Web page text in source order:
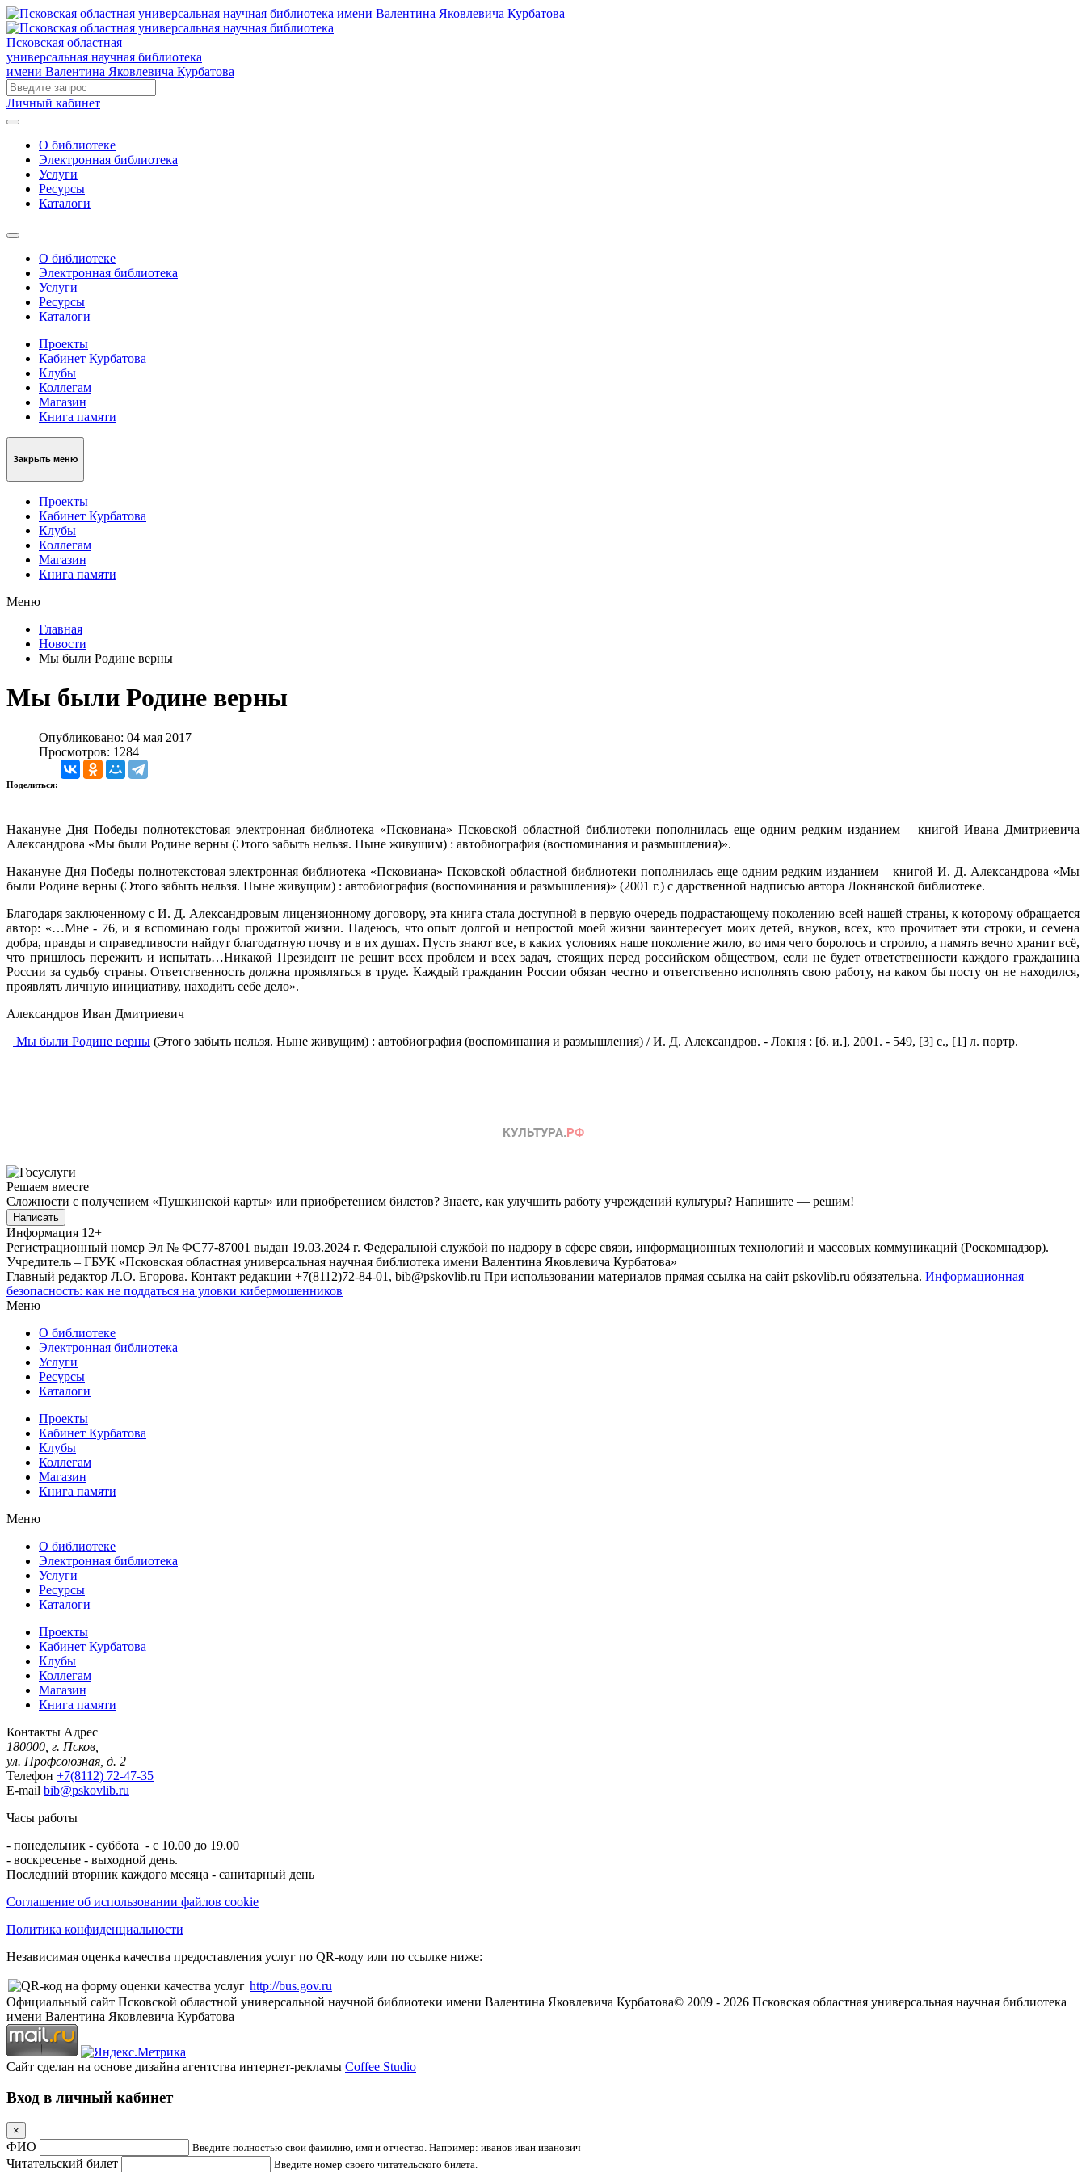
Псковская областная
универсальная научная библиотека
имени Валентина Яковлевича Курбатова
Личный кабинет
О библиотеке
Электронная библиотека
Услуги
Ресурсы
Каталоги
О библиотеке
Электронная библиотека
Услуги
Ресурсы
Каталоги
Проекты
Кабинет Курбатова
Клубы
Коллегам
Магазин
Книга памяти
Закрыть меню
Проекты
Кабинет Курбатова
Клубы
Коллегам
Магазин
Книга памяти
Меню
Главная
Новости
Мы были Родине верны
Мы были Родине верны
Опубликовано: 04 мая 2017
Просмотров: 1284
Поделиться:
Накануне Дня Победы полнотекстовая электронная библиотека «Псковиана» Псковской областной библиотеки пополнилась еще одним редким изданием – книгой Ивана Дмитриевича
Александрова «Мы были Родине верны (Этого забыть нельзя. Ныне живущим) : автобиография (воспоминания и размышления)».
Накануне Дня Победы полнотекстовая электронная библиотека «Псковиана» Псковской областной библиотеки пополнилась еще одним редким изданием – книгой И. Д. Александрова «Мы
были Родине верны (Этого забыть нельзя. Ныне живущим) : автобиография (воспоминания и размышления)» (2001 г.) с дарственной надписью автора Локнянской библиотеке.
Благодаря заключенному с И. Д. Александровым лицензионному договору, эта книга стала доступной в первую очередь подрастающему поколению всей нашей страны, к которому обращается
автор: «…Мне - 76, и я вспоминаю годы прожитой жизни. Надеюсь, что опыт долгой и непростой моей жизни заинтересует моих детей, внуков, всех, кто прочитает эти строки, и семена
добра, правды и справедливости найдут благодатную почву и в их душах. Пусть знают все, в каких условиях наше поколение жило, во имя чего боролось и строило, а память вечно хранит всё,
что пришлось пережить и испытать…Никакой Президент не решит всех проблем и всех задач, стоящих перед российском обществом, если не будет ответственности каждого гражданина
России за судьбу страны. Ответственность должна проявляться в труде. Каждый гражданин России обязан честно и ответственно исполнять свою работу, на каком бы посту он не находился,
проявлять личную инициативу, находить себе дело».
Александров Иван Дмитриевич
Мы были Родине верны (Этого забыть нельзя. Ныне живущим) : автобиография (воспоминания и размышления) / И. Д. Александров. - Локня : [б. и.], 2001. - 549, [3] с., [1] л. портр.
Решаем вместе
Сложности с получением «Пушкинской карты» или приобретением билетов? Знаете, как улучшить работу учреждений культуры? Напишите — решим!
Написать
Информация 12+
Регистрационный номер Эл № ФС77-87001 выдан 19.03.2024 г. Федеральной службой по надзору в сфере связи, информационных технологий и массовых коммуникаций (Роскомнадзор).
Учредитель – ГБУК «Псковская областная универсальная научная библиотека имени Валентина Яковлевича Курбатова»
Главный редактор Л.О. Егорова. Контакт редакции +7(8112)72-84-01, bib@pskovlib.ru При использовании материалов прямая ссылка на сайт pskovlib.ru обязательна. Информационная
безопасность: как не поддаться на уловки кибермошенников
Меню
О библиотеке
Электронная библиотека
Услуги
Ресурсы
Каталоги
Проекты
Кабинет Курбатова
Клубы
Коллегам
Магазин
Книга памяти
Меню
О библиотеке
Электронная библиотека
Услуги
Ресурсы
Каталоги
Проекты
Кабинет Курбатова
Клубы
Коллегам
Магазин
Книга памяти
Контакты Адрес
180000, г. Псков,
ул. Профсоюзная, д. 2
Телефон +7(8112) 72-47-35
E-mail bib@pskovlib.ru
Часы работы
- понедельник - суббота - с 10.00 до 19.00
- воскресенье - выходной день.
Последний вторник каждого месяца - санитарный день
Соглашение об использовании файлов cookie
Политика конфиденциальности
Независимая оценка качества предоставления услуг по QR-коду или по ссылке ниже:
http://bus.gov.ru
Официальный сайт Псковской областной универсальной научной библиотеки имени Валентина Яковлевича Курбатова© 2009 - 2026 Псковская областная универсальная научная библиотека
имени Валентина Яковлевича Курбатова
Сайт сделан на основе дизайна агентства интернет-рекламы Coffee Studio
Вход в личный кабинет
×
ФИО Введите полностью свои фамилию, имя и отчество. Например: иванов иван иванович
Читательский билет Введите номер своего читательского билета.